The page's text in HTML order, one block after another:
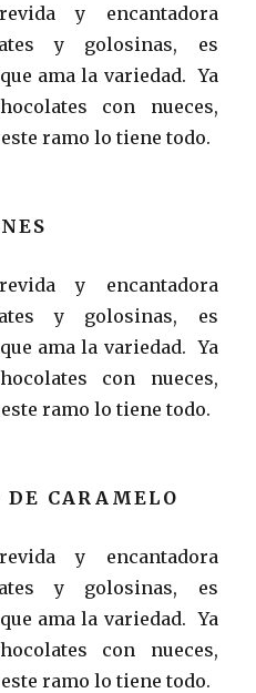
y encantadora
y golosinas, es
ama la variedad. Ya
con nueces,
ramo lo tiene todo.
y encantadora
y golosinas, es
ama la variedad. Ya
con nueces,
ramo lo tiene todo.
DE CARAMELO
y encantadora
y golosinas, es
ama la variedad. Ya
con nueces,
ramo lo tiene todo.